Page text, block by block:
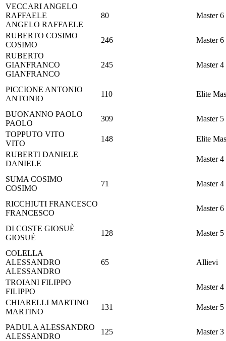
VECCARI ANGELO
RAFFAELE
ANGELO RAFFAELE
80 Master 6
RUBERTO COSIMO
COSIMO
246
Master 6
RUBERTO
GIANFRANCO
GIANFRANCO
245 Master 4
PICCIONE ANTONIO
ANTONIO
110 Elite
BUONANNO PAOLO
PAOLO
309
Master 5
TOPPUTO VITO
VITO
148
Elite
RUBERTI DANIELE
DANIELE
Master 4
SUMA COSIMO
COSIMO
71 Master 4
RICCHIUTI FRANCESCO
FRANCESCO
Master 6
DI COSTE GIOSUÈ
GIOSUÈ
128 Master 5
COLELLA
ALESSANDRO
ALESSANDRO
65 Allievi
TROIANI FILIPPO
FILIPPO
Master 4
CHIARELLI MARTINO
MARTINO
131 Master 5
PADULA ALESSANDRO
ALESSANDRO
125 Master 3